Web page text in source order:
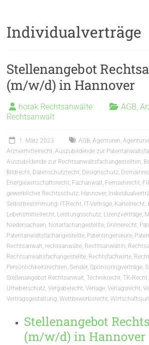
Individualverträge
Stellenangebot
(m/w/d) in Hannover
horak Rechtsanwälte AGB ,
Rechtsanwalt
1. März 2023 AGB ,Agenturen ,
Arzneimittelrecht ,Auszubildende zur
Auszubildende zur Rechtsanwaltsfachangestellten
Bildrecht Datenschutzrecht Designschutz
Energiewirtschaftsrecht Fachanwalt Fernsehrecht
gewerblicher Rechtsschutz Hannover,
Selbstbestimmung IT-Recht IT-Verträge Kartellrecht
Lebensmittelrecht Leistungsschutz Lizenzverträge
Niedersachsen Notarfachangestellte Onlinerecht
Patentanwaltsfachangestellte Patentingenieure
Rechtsanwalt rechtsanwälte Rechtsanwältin
Rechtsanwaltsfachangestellte Rechtsfachwirte
Persönlichkeitsrechten ,Sender,Sponsoringverträge ,
Stellenangebot Rechtsanwalt ,Technikrecht ,TK-Recht
Urheberschutz ,Vergaberecht ,Verlage ,Verlagsrecht ,
Vertragsgestaltung ,Wettbewerbsrecht ,
Stellenangebot
(m/w/d) in Hannover